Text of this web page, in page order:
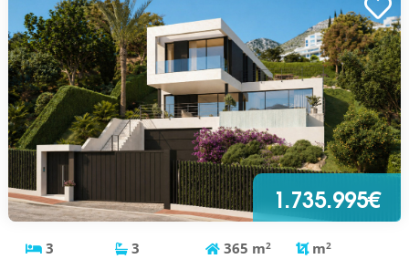
1.735.995€
3 3 365 m2 m2